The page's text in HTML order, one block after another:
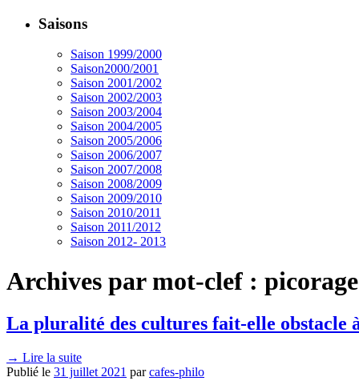
Saisons
Saison 1999/2000
Saison2000/2001
Saison 2001/2002
Saison 2002/2003
Saison 2003/2004
Saison 2004/2005
Saison 2005/2006
Saison 2006/2007
Saison 2007/2008
Saison 2008/2009
Saison 2009/2010
Saison 2010/2011
Saison 2011/2012
Saison 2012- 2013
Archives par mot-clef : picorage
La pluralité des cultures fait-elle obstacle
→ Lire la suite
Publié le 31 juillet 2021 par cafes-philo